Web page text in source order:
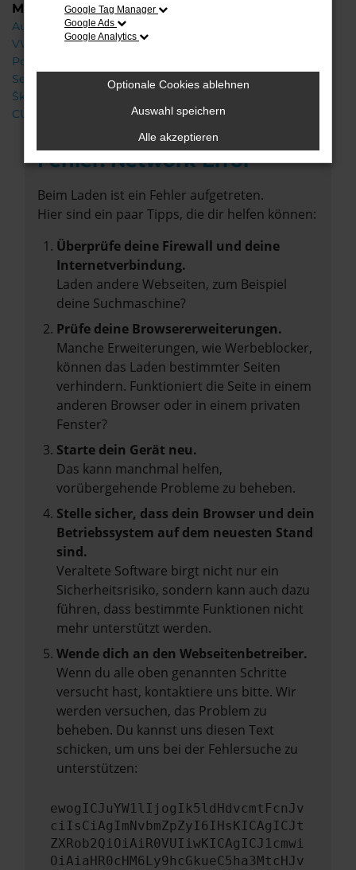
Marken
Audi
VW
Porsche
Seat
Škoda
CUPRA
Fehler: Network Error
Beim Laden ist ein Fehler aufgetreten.
Hier sind ein paar Tipps, die dir helfen können:
Überprüfe deine Firewall und deine
Internetverbindung.
Laden andere Webseiten, zum Beispiel
deine Suchmaschine?
Prüfe deine Browsererweiterungen.
Manche Erweiterungen, wie Werbeblocker,
können das Laden bestimmter Seiten
verhindern. Funktioniert die Seite in einem
anderen Browser oder in einem privaten
Fenster?
Starte dein Gerät neu.
Das kann manchmal helfen,
vorübergehende Probleme zu beheben.
Stelle sicher, dass dein Browser und dein
Betriebssystem auf dem neuesten Stand
sind.
Veraltete Software birgt nicht nur ein
Sicherheitsrisiko, sondern kann auch dazu
führen, dass bestimmte Funktionen nicht
mehr unterstützt werden.
Wende dich an den Webseitenbetreiber.
Wenn du alle oben genannten Schritte
versucht hast, kontaktiere uns bitte. Wir
werden versuchen, das Problem zu
beheben. Du kannst uns diesen Text
schicken, um uns bei der Fehlersuche zu
unterstützen:
ewogICJuYW1lIjogIk5ldHdvcmtFcnJv
ciIsCiAgImNvbmZpZyI6IHsKICAgICJt
ZXRob2QiOiAiR0VUIiwKICAgICJ1cmwi
OiAiaHR0cHM6Ly9hcGkueC5ha3MtcHJv
Google Tag Manager
Google Ads
Google Analytics
Optionale Cookies ablehnen
Auswahl speichern
Alle akzeptieren